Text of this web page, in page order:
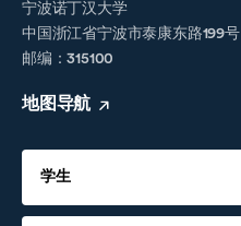
宁波诺丁汉大学
中国浙江省宁波市泰康东路199号
邮编：315100
地图导航
学生